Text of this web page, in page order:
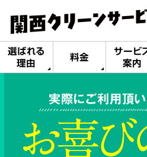
選ばれる
理由
料金
サービ
案内
実際にご利用頂